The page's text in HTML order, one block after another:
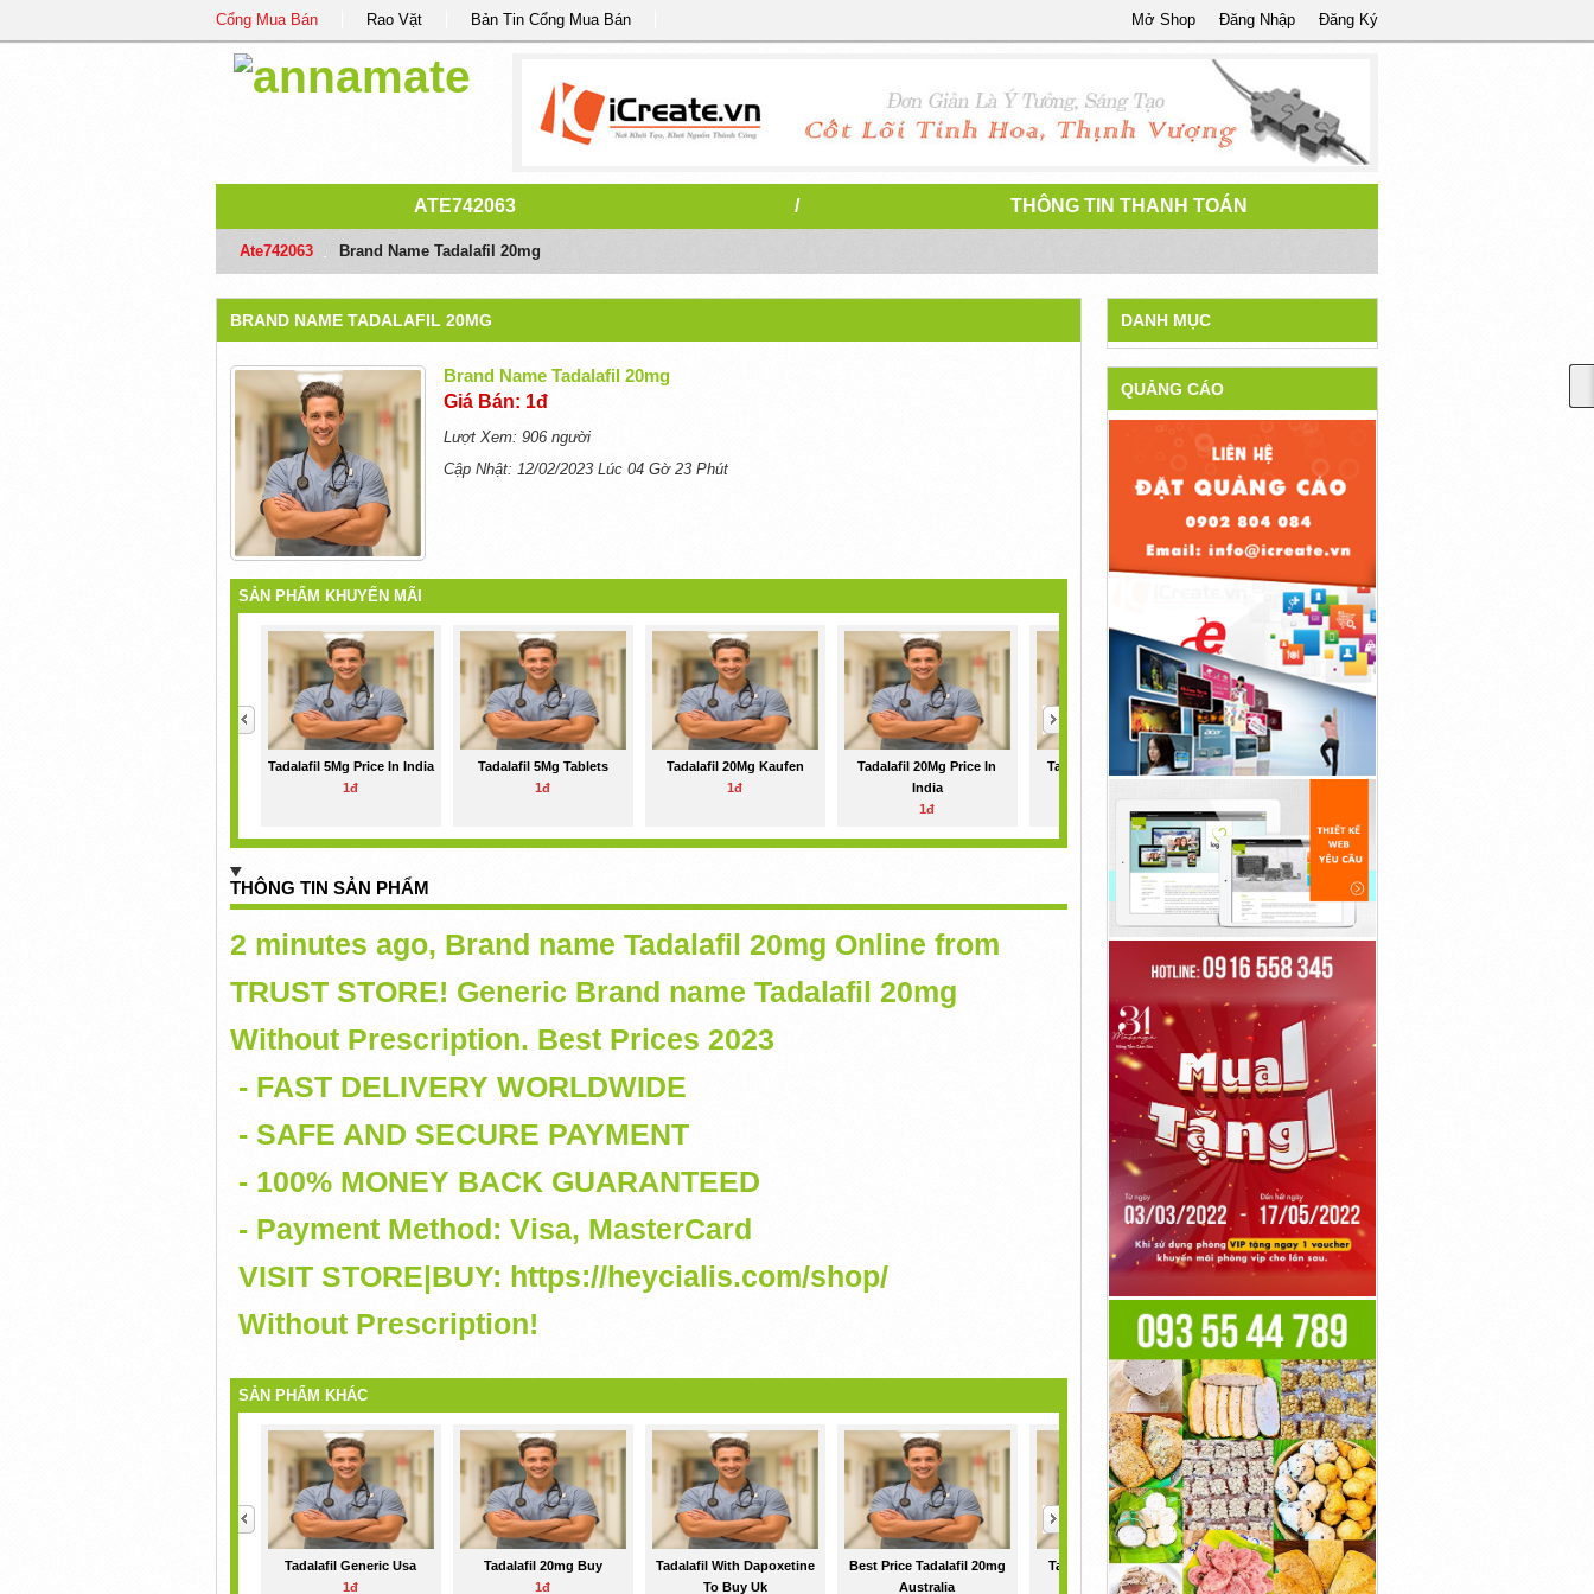
Cổng Mua Bán Rao Vặt Bản Tin Cổng Mua Bán Đăng Ký
Đăng Nhập
Mở Shop
ATE742063 / THÔNG TIN THANH TOÁN
Ate742063 Brand Name Tadalafil 20mg
BRAND NAME TADALAFIL 20MG
Brand Name Tadalafil 20mg
Giá Bán: 1đ
Lượt Xem: 906 người
Cập Nhật: 12/02/2023 Lúc 04 Gờ 23 Phút
SẢN PHẨM KHUYẾN MÃI
Tadalafil 5Mg Price In India
1đ
Tadalafil 5Mg Tablets
1đ
Tadalafil 20Mg Kaufen
1đ
Tadalafil 20Mg Price In
India
1đ
Tadalafil 20Mg For Sale
Tadalafil 20Mg India
>
THÔNG TIN SẢN PHẨM
2 minutes ago, Brand name Tadalafil 20mg Online from
TRUST STORE! Generic Brand name Tadalafil 20mg
Without Prescription. Best Prices 2023
- FAST DELIVERY WORLDWIDE
- SAFE AND SECURE PAYMENT
- 100% MONEY BACK GUARANTEED
- Payment Method: Visa, MasterCard
VISIT STORE|BUY: https://heycialis.com/shop/
Without Prescription!
SẢN PHẨM KHÁC
Tadalafil Generic Usa
1đ
Tadalafil 20mg Buy
1đ
Tadalafil With Dapoxetine
To Buy Uk
Best Price Tadalafil 20mg
Australia
Tadalafil 10Mg Generic
1đ
Tadalafil 20Mg Price
1đ
>
DANH MỤC
QUẢNG CÁO